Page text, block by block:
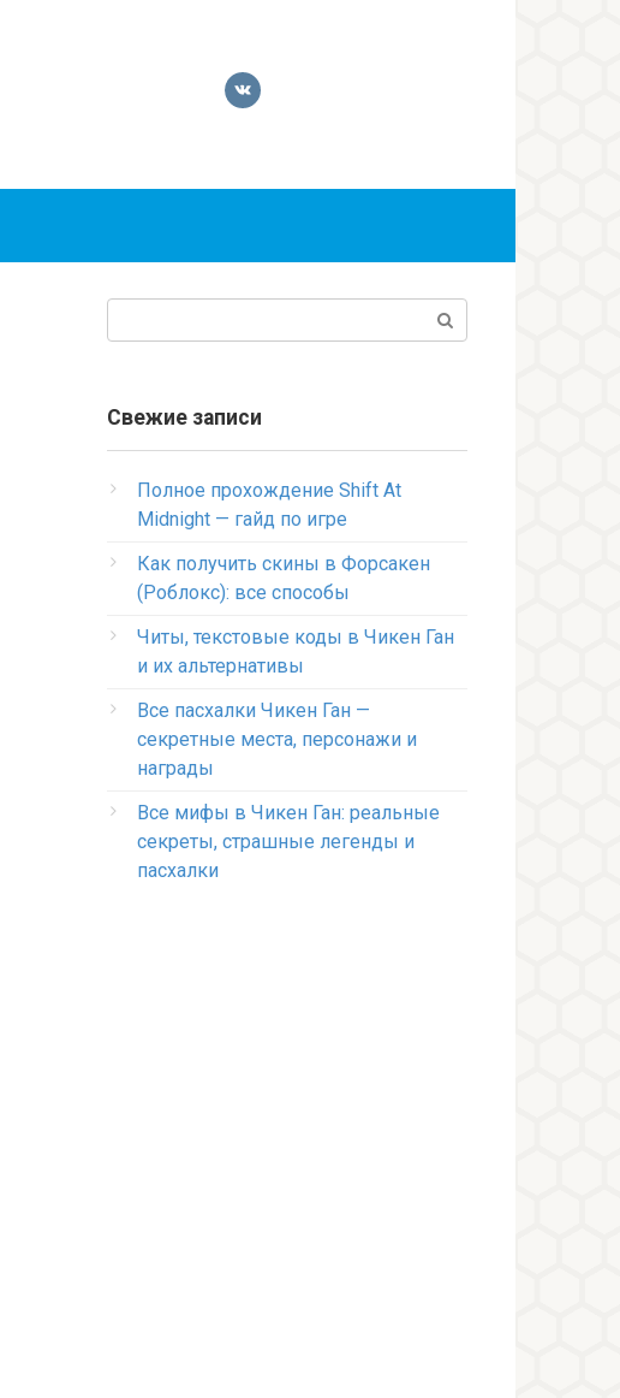
Свежие записи
Полное прохождение Shift At
Midnight — гайд по игре
Как получить скины в Форсакен
(Роблокс): все способы
Читы, текстовые коды в Чикен Ган
и их альтернативы
Все пасхалки Чикен Ган —
секретные места, персонажи и
награды
Все мифы в Чикен Ган: реальные
секреты, страшные легенды и
пасхалки